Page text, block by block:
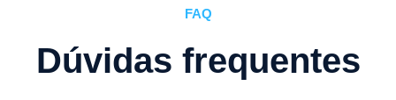
FAQ
Dúvidas frequentes